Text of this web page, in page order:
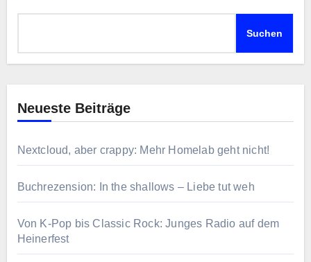
Suchen
Neueste Beiträge
Nextcloud, aber crappy: Mehr Homelab geht nicht!
Buchrezension: In the shallows – Liebe tut weh
Von K-Pop bis Classic Rock: Junges Radio auf dem
Heinerfest